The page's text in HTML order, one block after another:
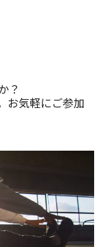
？
お気軽にご参加